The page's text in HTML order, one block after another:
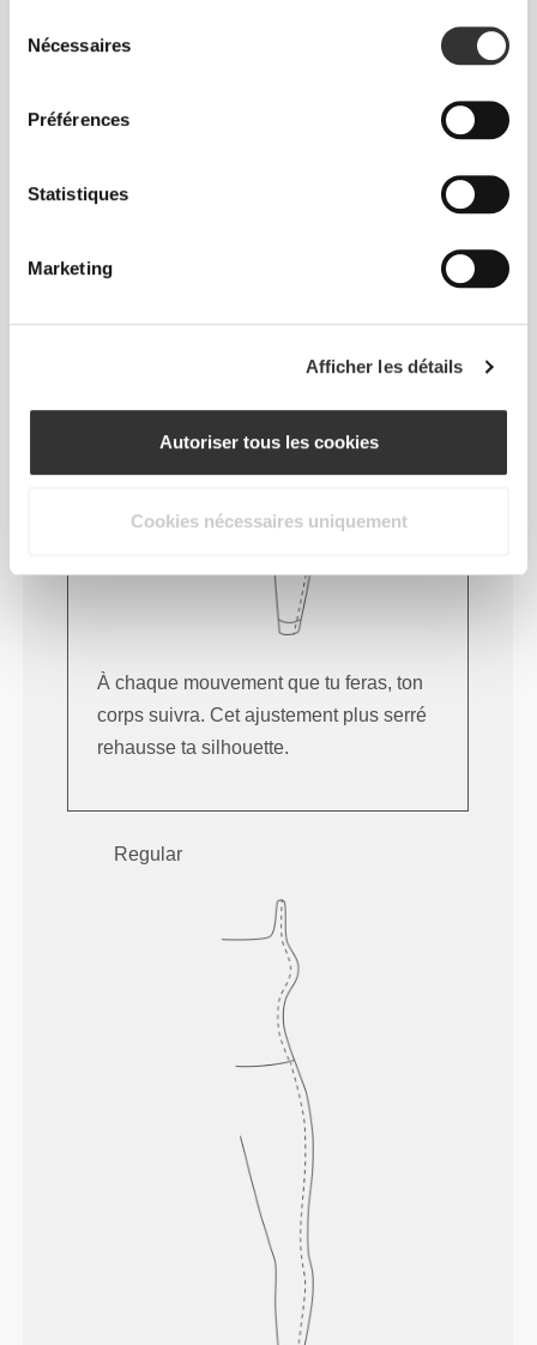
Nécessaires
Préférences
Statistiques
Marketing
Afficher les détails
Autoriser tous les cookies
Cookies nécessaires uniquement
Près du corps
À chaque mouvement que tu feras, ton
corps suivra. Cet ajustement plus serré
rehausse ta silhouette.
Regular